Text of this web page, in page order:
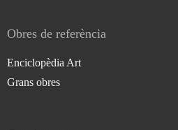
Obres de referència
Enciclopèdia Art
Grans obres